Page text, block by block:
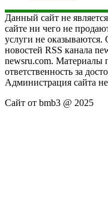
Данный сайт не
сайте ни чего не
услуги не оказываются.
новостей RSS канала
newsru.com. Материалы
ответственность за
Администрация сайта не
Сайт от bmb3 @ 2025